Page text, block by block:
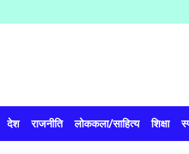
देश राजनीति लोककला/साहित्य शिक्षा